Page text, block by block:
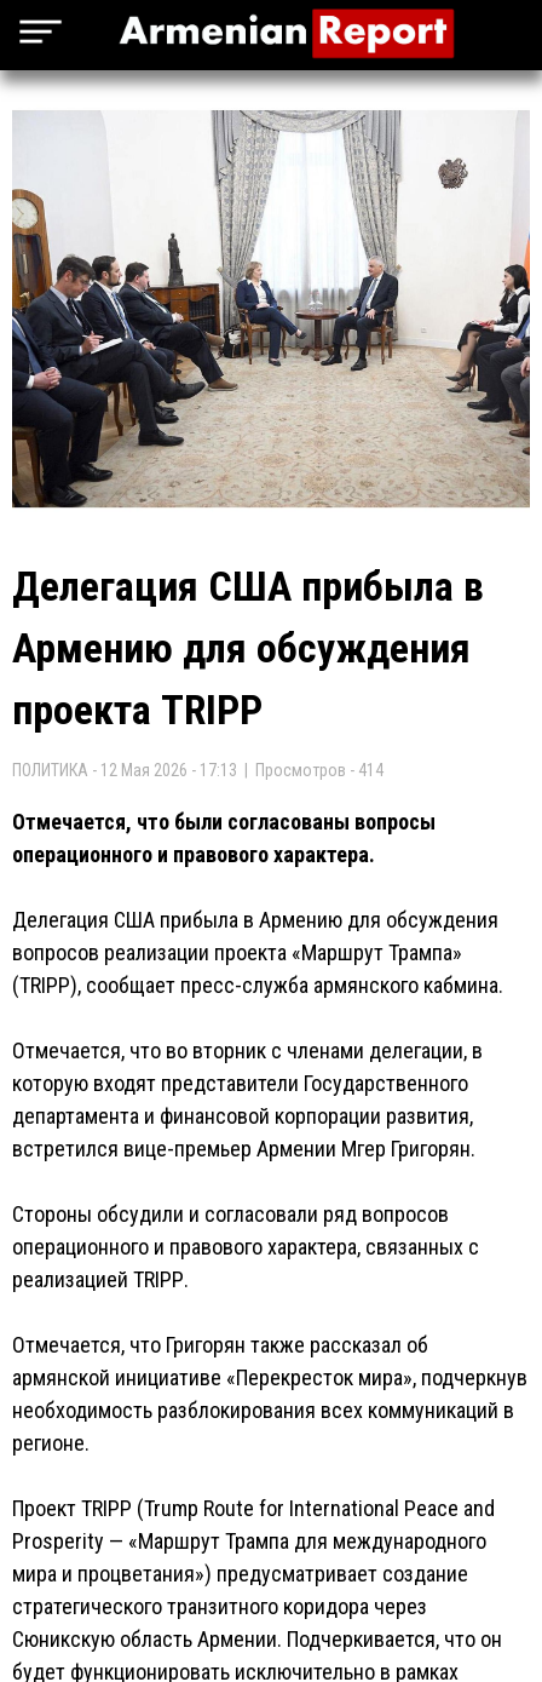
Делегация США прибыла в
Армению для обсуждения
проекта TRIPP
ПОЛИТИКА - 12 Мая 2026 - 17:13 | Просмотров - 414
Отмечается, что были согласованы вопросы
операционного и правового характера.
Делегация США прибыла в Армению для обсуждения
вопросов реализации проекта «Маршрут Трампа»
(TRIPР), сообщает пресс-служба армянского кабмина.
Отмечается, что во вторник с членами делегации, в
которую входят представители Государственного
департамента и финансовой корпорации развития,
встретился вице-премьер Армении Мгер Григорян.
Стороны обсудили и согласовали ряд вопросов
операционного и правового характера, связанных с
реализацией TRIPР.
Отмечается, что Григорян также рассказал об
армянской инициативе «Перекресток мира», подчеркнув
необходимость разблокирования всех коммуникаций в
регионе.
Проект TRIPP (Trump Route for International Peace and
Prosperity — «Маршрут Трампа для международного
мира и процветания») предусматривает создание
стратегического транзитного коридора через
Сюникскую область Армении. Подчеркивается, что он
будет функционировать исключительно в рамках